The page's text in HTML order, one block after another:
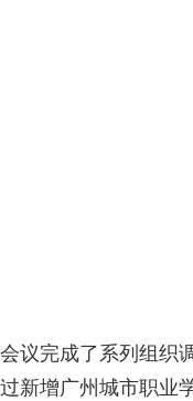
会议完成了系列组织
过新增广州城市职业